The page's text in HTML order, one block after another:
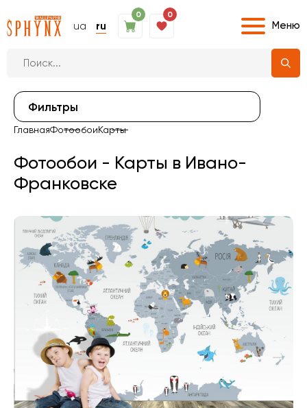
ua ru
0 0
Меню
Фильтры
ГлавнаяФотообоиКарты
Фотообои - Карты в Ивано-
Франковске